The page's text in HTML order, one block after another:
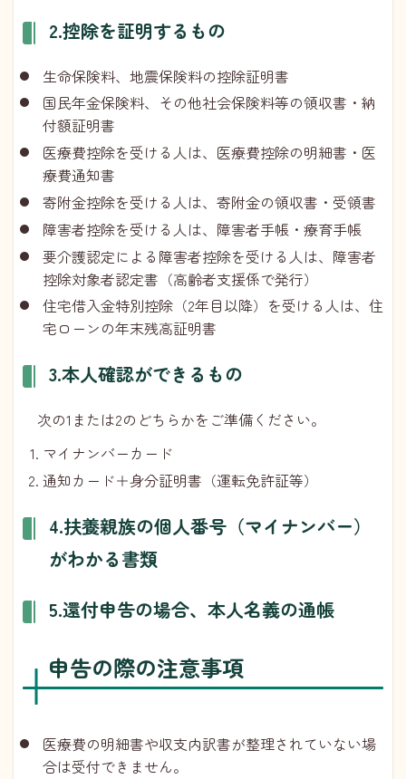
2.控除を証明するもの
生命保険料、地震保険料の控除証明書
国民年金保険料、その他社会保険料等の領収書・納
付額証明書
医療費控除を受ける人は、医療費控除の明細書・医
療費通知書
寄附金控除を受ける人は、寄附金の領収書・受領書
障害者控除を受ける人は、障害者手帳・療育手帳
要介護認定による障害者控除を受ける人は、障害者
控除対象者認定書（高齢者支援係で発行）
住宅借入金特別控除（2年目以降）を受ける人は、住
宅ローンの年末残高証明書
3.本人確認ができるもの
次の1または2のどちらかをご準備ください。
マイナンバーカード
通知カード＋身分証明書（運転免許証等）
4.扶養親族の個人番号（マイナンバー）
がわかる書類
5.還付申告の場合、本人名義の通帳
申告の際の注意事項
医療費の明細書や収支内訳書が整理されていない場
合は受付できません。